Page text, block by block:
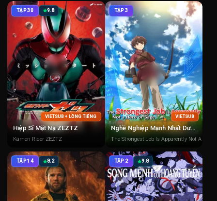
TẬP 30 9.8
VIETSUB + LỒNG TIẾNG
Hiệp Sĩ Mặt Nạ ZEZTZ
Kamen Rider ZEZTZ
TẬP 3
VIETSUB
Nghề Nghiệp Mạnh Nhất Dường Như Không Phải Là Anh Hùng Hay Hiền Triết, Mà Là Người Thẩm Định (Tạm Thời)!
The Strongest Job Is Apparently Not A Hero
TẬP 14 8.2 TẬP 2 9.8